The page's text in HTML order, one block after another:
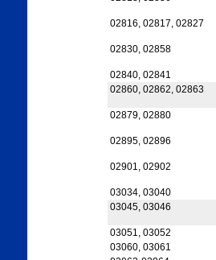
02816, 02817, 02827
02830, 02858
02840, 02841
02860, 02862, 02863
02879, 02880
02895, 02896
02901, 02902
03034, 03040
03045, 03046
03051, 03052
03060, 03061